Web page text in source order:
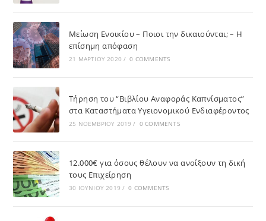
Μείωση Ενοικίου – Ποιοι την δικαιούνται; – Η
επίσημη απόφαση
21 ΜΑΡΤΊΟΥ 2020 / 0 COMMENTS
Τήρηση του “Βιβλίου Αναφοράς Καπνίσματος”
στα Καταστήματα Υγειονομικού Ενδιαφέροντος
25 ΝΟΕΜΒΡΊΟΥ 2019 / 0 COMMENTS
12.000€ για όσους θέλουν να ανοίξουν τη δική
τους Επιχείρηση
30 ΙΟΥΝΊΟΥ 2019 / 0 COMMENTS